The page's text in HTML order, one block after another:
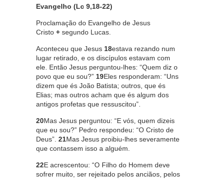
Evangelho (Lc 9,18-22)
Proclamação do Evangelho de Jesus
Cristo + segundo Lucas.
Aconteceu que Jesus 18estava rezando num
lugar retirado, e os discípulos estavam com
ele. Então Jesus perguntou-lhes: “Quem diz o
povo que eu sou?” 19Eles responderam: “Uns
dizem que és João Batista; outros, que és
Elias; mas outros acham que és algum dos
antigos profetas que ressuscitou”.
20Mas Jesus perguntou: “E vós, quem dizeis
que eu sou?” Pedro respondeu: “O Cristo de
Deus”. 21Mas Jesus proibiu-lhes severamente
que contassem isso a alguém.
22E acrescentou: “O Filho do Homem deve
sofrer muito, ser rejeitado pelos anciãos, pelos